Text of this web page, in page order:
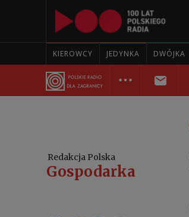
KIEROWCY JEDYNKA DWÓJKA
Redakcja Polska
Gospodarka